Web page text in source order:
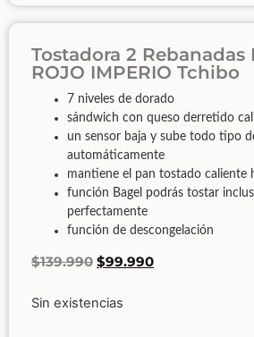
Tostadora 2
ROJO IMPERIO Tchibo
7 niveles de dorado
sándwich con queso derretido
un sensor baja y sube todo tipo
automáticamente
mantiene el pan tostado caliente
función Bagel podrás tostar
perfectamente
función de descongelación
$139.990 $99.990
Sin existencias